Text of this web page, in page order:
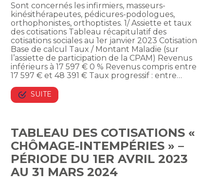
Sont concernés les infirmiers, masseurs-
kinésithérapeutes, pédicures-podologues,
orthophonistes, orthoptistes. 1/ Assiette et taux
des cotisations Tableau récapitulatif des
cotisations sociales au 1er janvier 2023 Cotisation
Base de calcul Taux / Montant Maladie (sur
l’assiette de participation de la CPAM) Revenus
inférieurs à 17 597 € 0 % Revenus compris entre
17 597 € et 48 391 € Taux progressif : entre…
SUITE
TABLEAU DES COTISATIONS «
CHÔMAGE-INTEMPÉRIES » –
PÉRIODE DU 1ER AVRIL 2023
AU 31 MARS 2024